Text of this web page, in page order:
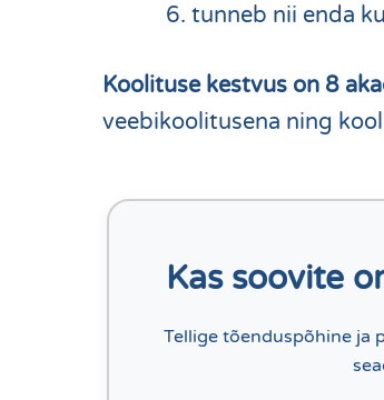
tunneb nii enda
Koolituse kestvus on 8
veebikoolitusena ning
Kas soovite
Tellige tõenduspõhine ja